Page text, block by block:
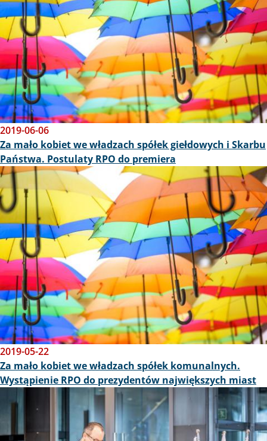
2019-06-06
Za mało kobiet we władzach spółek giełdowych i Skarbu
Państwa. Postulaty RPO do premiera
Obraz
2019-05-22
Za mało kobiet we władzach spółek komunalnych.
Wystąpienie RPO do prezydentów największych miast